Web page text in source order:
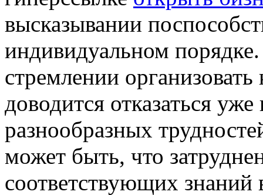
высказывании
индивидуальном
стремлении
доводится отказаться
разнообразных
может быть, что
соответствующих знаний